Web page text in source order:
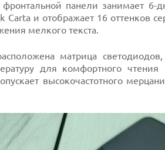
панели занимает
Carta и отображает 16 оттенков
мелкого текста.
матрица
для комфортного
высокочастотного